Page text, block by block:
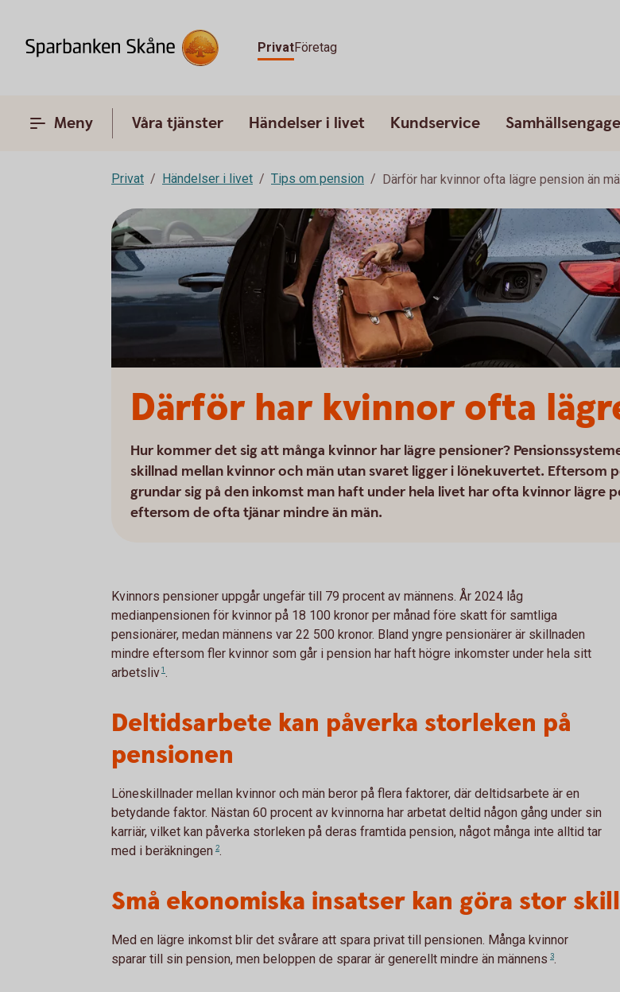
PrivatFöretag
Meny Våra tjänster Händelser i livet Kundservice
Privat Händelser i livet Tips om pension Därför har kvinnor ofta lägre pension än
Därför har kvinnor ofta
Hur kommer det sig att många kvinnor har lägre pensioner?
skillnad mellan kvinnor och män utan svaret ligger i lönekuvertet. Eftersom
grundar sig på den inkomst man haft under hela livet har ofta kvinnor lägre
eftersom de ofta tjänar mindre än män.
Kvinnors pensioner uppgår ungefär till 79 procent av männens. År 2024 låg
medianpensionen för kvinnor på 18 100 kronor per månad före skatt för samtliga
pensionärer, medan männens var 22 500 kronor. Bland yngre pensionärer är skillnaden
mindre eftersom fler kvinnor som går i pension har haft högre inkomster under hela sitt
arbetsliv 1.
Deltidsarbete kan påverka storleken på
pensionen
Löneskillnader mellan kvinnor och män beror på flera faktorer, där deltidsarbete är en
betydande faktor. Nästan 60 procent av kvinnorna har arbetat deltid någon gång under sin
karriär, vilket kan påverka storleken på deras framtida pension, något många inte alltid tar
med i beräkningen 2.
Små ekonomiska insatser kan göra stor
Med en lägre inkomst blir det svårare att spara privat till pensionen. Många kvinnor
sparar till sin pension, men beloppen de sparar är generellt mindre än männens 3.